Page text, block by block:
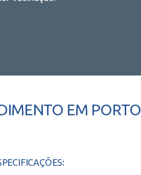
EM PORTO